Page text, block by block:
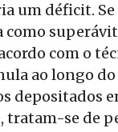
um déficit.
como
com o
ao longo do
depositados
tratam-se de